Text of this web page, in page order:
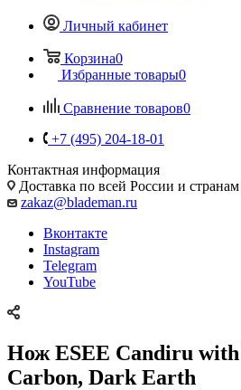
Личный кабинет
Корзина0
Избранные товары0
Сравнение товаров0
+7 (495) 204-18-01
Контактная информация
Доставка по всей России и
zakaz@blademan.ru
Вконтакте
Instagram
Telegram
YouTube
Нож ESEE Candiru
Carbon, Dark Earth